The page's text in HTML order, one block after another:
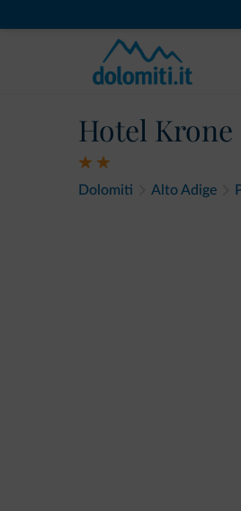
Hotel Krone
Dolomiti Alto Adige